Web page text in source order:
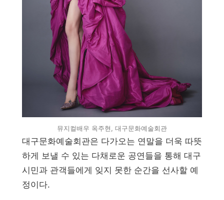
뮤지컬배우 옥주현, 대구문화예술회관
대구문화예술회관은 다가오는 연말을 더욱 따뜻
하게 보낼 수 있는 다채로운 공연들을 통해 대구
시민과 관객들에게 잊지 못한 순간을 선사할 예
정이다.